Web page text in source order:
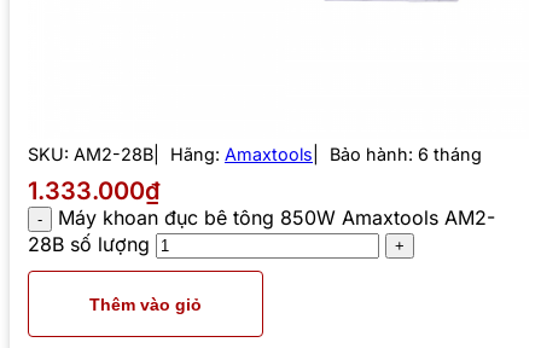
SKU: AM2-28B Hãng: Amaxtools Bảo hành: 6 tháng
1.333.000₫
Máy khoan đục bê tông 850W Amaxtools AM2-
28B số lượng
Thêm vào giỏ